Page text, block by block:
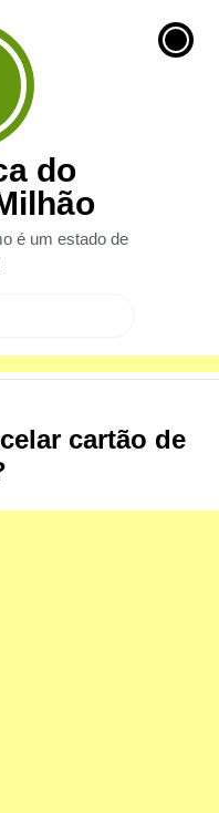
do
é um estado de
cartão de